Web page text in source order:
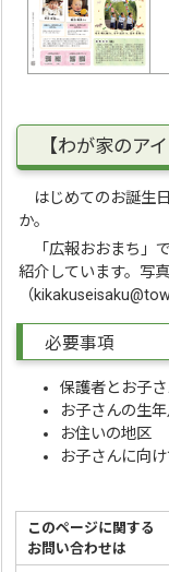
【わが家のア
はじめてのお誕生
か。
「広報おおまち」
紹介しています。写
（
必要事項
保護者とお子さ
お子さんの生年
お住いの地区
お子さんに向
このページに関する
お問い合わせは